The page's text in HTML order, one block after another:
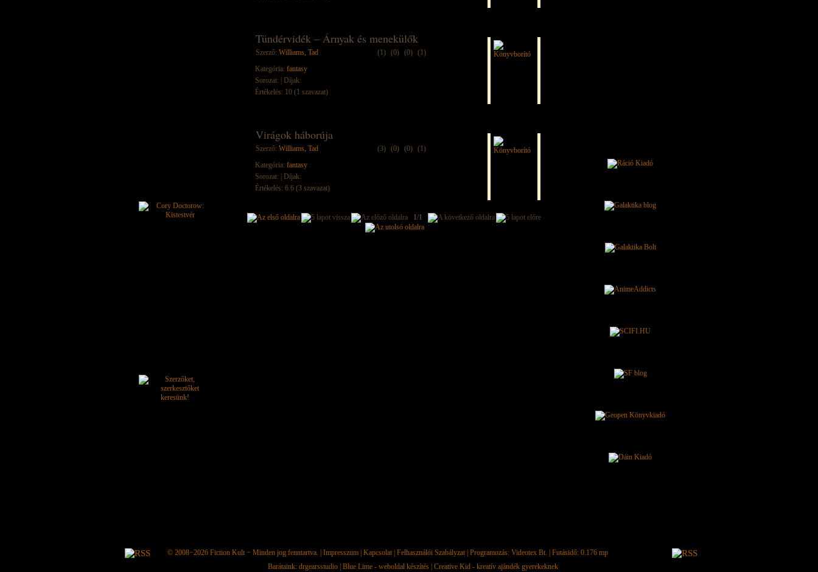
Tündérvidék – Árnyak és menekülők
Szerző: Williams, Tad (1) (0) (0) (1)
Kategória: fantasy
Sorozat:
| Díjak:
Értékelés: 10 (1 szavazat)
Virágok háborúja
Szerző: Williams, Tad (3) (0) (0) (1)
Kategória: fantasy
Sorozat:
| Díjak:
Értékelés: 6.6 (3 szavazat)
1/1
© 2008−2026 Fiction Kult− Minden jog fenntartva. | Impresszum| Kapcsolat| Felhasználói Szabályzat| Programozás: Videotex Bt. | Futásidő: 0.176 mp
Barátaink: drgearsstudio| Blue Lime - weboldal készítés| Creative Kid - kreatív ajándék gyerekeknek